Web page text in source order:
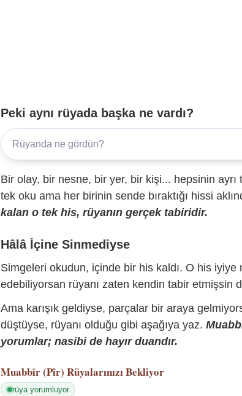
Peki aynı rüyada başka ne vardı?
Bir olay, bir nesne, bir yer, bir kişi... hepsinin
tek oku ama her birinin sende bıraktığı hissi
kalan o tek his, rüyanın gerçek tabiridir.
Hâlâ İçine Sinmediyse
Simgeleri okudun, içinde bir his kaldı. O his iyiye
edebiliyorsan rüyanı zaten kendin tabir etmişsin
Ama karışık geldiyse, parçalar bir araya
düştüyse, rüyanı olduğu gibi aşağıya yaz.
yorumlar; nasibi de hayır duandır.
Muabbir (Pîr) Rüyalarınızı Bekliyor
rüya yorumluyor